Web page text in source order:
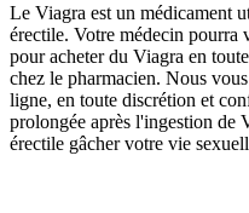
Le Viagra est un médicament
érectile. Votre médecin pourra
pour acheter du Viagra en
chez le pharmacien. Nous
ligne, en toute discrétion et
prolongée après l'ingestion de
érectile gâcher votre vie